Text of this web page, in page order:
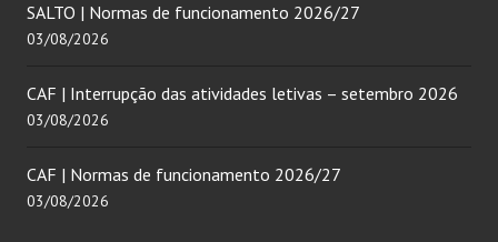
SALTO | Normas de funcionamento 2026/27
03/08/2026
CAF | Interrupção das atividades letivas – setembro 2026
03/08/2026
CAF | Normas de funcionamento 2026/27
03/08/2026